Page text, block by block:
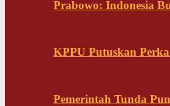
Prabowo: Indonesia
KPPU Putuskan
Pemerintah Tunda